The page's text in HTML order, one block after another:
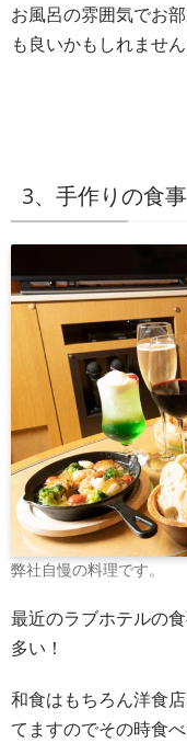
お風呂の雰囲気でお
も良いかもしれませ
3、手作りの食事
弊社自慢の料理です。
最近のラブホテルの
多い！
和食はもちろん洋食
てますのでその時食